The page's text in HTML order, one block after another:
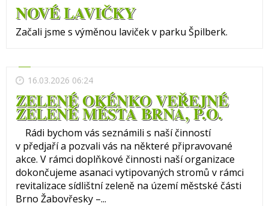
NOVÉ LAVIČKY
Začali jsme s výměnou laviček v parku Špilberk.
16.03.2026 06:24
ZELENÉ OKÉNKO VEŘEJNÉ
ZELENĚ MĚSTA BRNA, P.O.
Rádi bychom vás seznámili s naší činností
v předjaří a pozvali vás na některé připravované
akce. V rámci doplňkové činnosti naší organizace
dokončujeme asanaci vytipovaných stromů v rámci
revitalizace sídlištní zeleně na území městské části
Brno Žabovřesky –...